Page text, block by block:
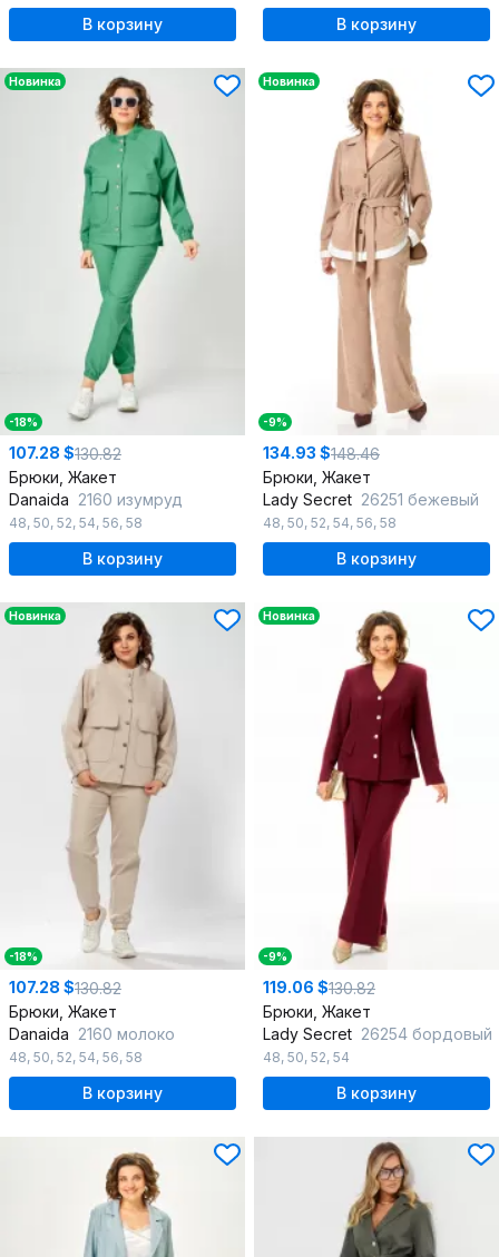
В корзину В корзину
Новинка
-18%
107.28 $130.82
Брюки, Жакет
Danaida 2160 изумруд
48, 50, 52, 54, 56, 58
В корзину
Новинка
-9%
134.93 $148.46
Брюки, Жакет
Lady Secret 26251 бежевый
48, 50, 52, 54, 56, 58
В корзину
Новинка
-18%
107.28 $130.82
Брюки, Жакет
Danaida 2160 молоко
48, 50, 52, 54, 56, 58
В корзину
Новинка
-9%
119.06 $130.82
Брюки, Жакет
Lady Secret 26254 бордовый
48, 50, 52, 54
В корзину